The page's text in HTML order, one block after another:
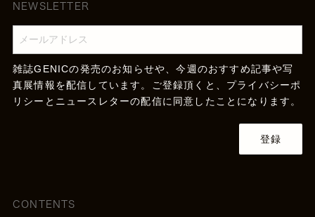
NEWSLETTER
雑誌GENICの発売のお知らせや、今週のおすすめ記事や写
真展情報を配信しています。ご登録頂くと、 プライバシーポ
リシー とニュースレターの配信に同意したことになります。
登録
CONTENTS